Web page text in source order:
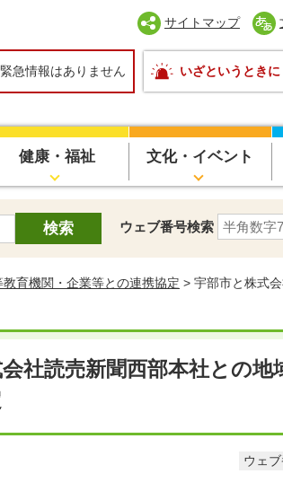
サイトマップ
急情報はありません いざというときに
健康・福祉 文化・イベント
ウェブ番号検索
教育機関・企業等との連携協定 > 宇部市と株式
社読売新聞西部本社との地
ウェ